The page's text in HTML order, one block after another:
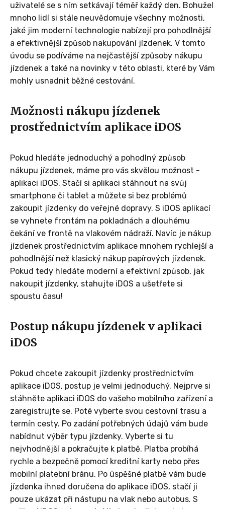
uživatelé se s ním setkávají téměř každý den. Bohužel
mnoho lidí si stále neuvědomuje všechny možnosti,
jaké jim moderní technologie nabízejí pro pohodlnější
a efektivnější způsob nakupování jízdenek. V tomto
úvodu se podíváme na nejčastější způsoby nákupu
jízdenek a také na novinky v této oblasti, které by Vám
mohly usnadnit běžné cestování.
Možnosti nákupu jízdenek
prostřednictvím aplikace iDOS
Pokud hledáte jednoduchý a pohodlný způsob
nákupu jízdenek, máme pro vás skvělou možnost -
aplikaci iDOS. Stačí si aplikaci stáhnout na svůj
smartphone či tablet a můžete si bez problémů
zakoupit jízdenky do veřejné dopravy. S iDOS aplikací
se vyhnete frontám na pokladnách a dlouhému
čekání ve frontě na vlakovém nádraží. Navíc je nákup
jízdenek prostřednictvím aplikace mnohem rychlejší a
pohodlnější než klasický nákup papírových jízdenek.
Pokud tedy hledáte moderní a efektivní způsob, jak
nakoupit jízdenky, stahujte iDOS a ušetřete si
spoustu času!
Postup nákupu jízdenek v aplikaci
iDOS
Pokud chcete zakoupit jízdenky prostřednictvím
aplikace iDOS, postup je velmi jednoduchý. Nejprve si
stáhněte aplikaci iDOS do vašeho mobilního zařízení a
zaregistrujte se. Poté vyberte svou cestovní trasu a
termín cesty. Po zadání potřebných údajů vám bude
nabídnut výběr typu jízdenky. Vyberte si tu
nejvhodnější a pokračujte k platbě. Platba probíhá
rychle a bezpečně pomocí kreditní karty nebo přes
mobilní platební bránu. Po úspěšné platbě vám bude
jízdenka ihned doručena do aplikace iDOS, stačí ji
pouze ukázat při nástupu na vlak nebo autobus. S